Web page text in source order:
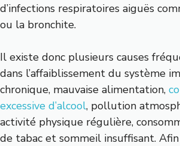
d’infections respiratoires aiguës
ou la bronchite.
Il existe donc plusieurs causes
dans l’affaiblissement du système
chronique, mauvaise alimentation,
excessive d’alcool, pollution
activité physique régulière,
de tabac et sommeil insuffisant.